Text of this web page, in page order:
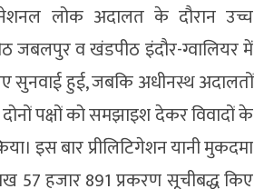
नेशनल लोक अदालत के दौरान उच्च
जबलपुर व खंडपीठ इंदौर-ग्वालियर में
सुनवाई हुई, जबकि अधीनस्थ अदालतों
पक्षों को समझाइश देकर विवादों के
इस बार प्रीलिटिगेशन यानी मुकदमा
57 हजार 891 प्रकरण सूचीबद्ध किए